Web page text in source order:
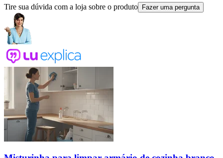
Tire sua dúvida com a loja sobre o produto Fazer uma pergunta